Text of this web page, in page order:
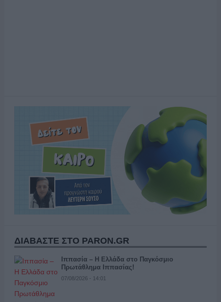
ΔΙΑΒΑΣΤΕ ΣΤΟ PARON.GR
Ιππασία – Η Ελλάδα στο Παγκόσμιο
Πρωτάθλημα Ιππασίας!
07/08/2026 - 14:01